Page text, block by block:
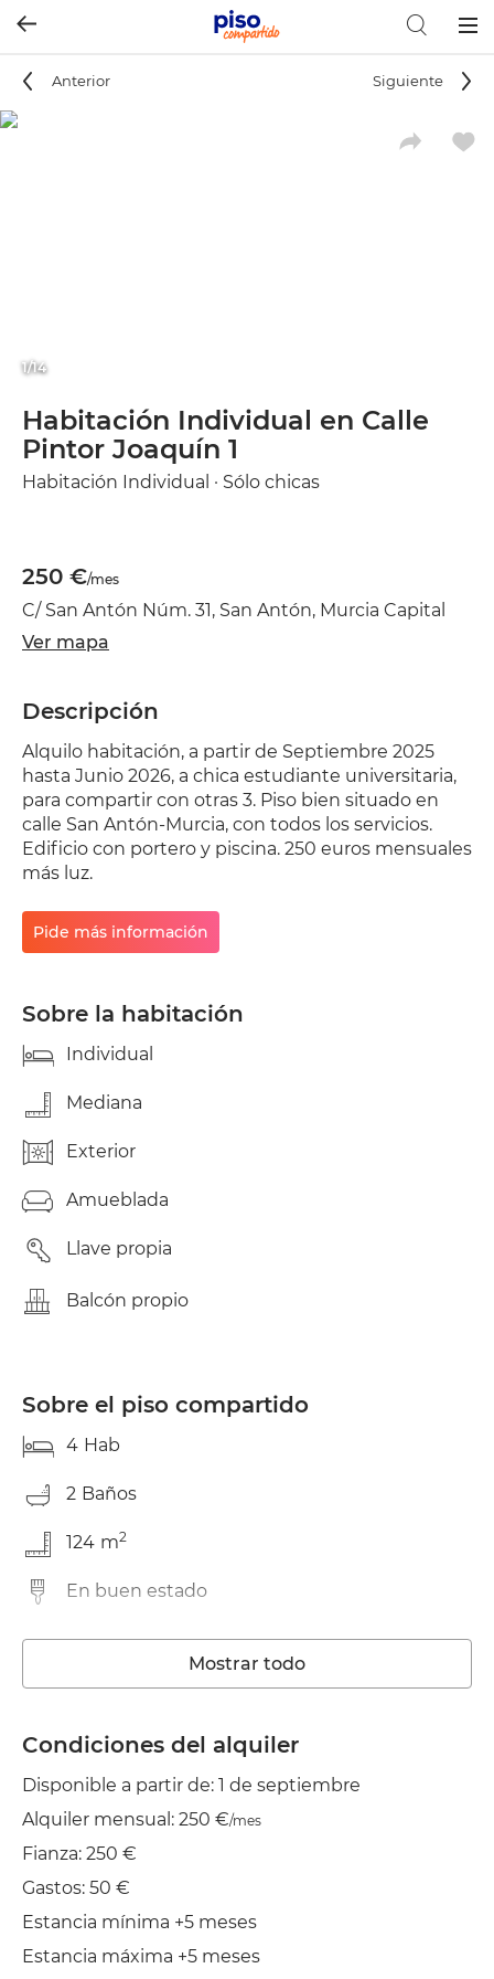
Anterior Siguiente
1/14
Habitación Individual en Calle
Pintor Joaquín 1
Habitación Individual · Sólo chicas
250 €/mes
C/ San Antón Núm. 31, San Antón, Murcia Capital
Ver mapa
Descripción
Alquilo habitación, a partir de Septiembre 2025
hasta Junio 2026, a chica estudiante universitaria,
para compartir con otras 3. Piso bien situado en
calle San Antón-Murcia, con todos los servicios.
Edificio con portero y piscina. 250 euros mensuales
más luz.
Pide más información
Sobre la habitación
Individual
Mediana
Exterior
Amueblada
Llave propia
Balcón propio
Sobre el piso compartido
4 Hab
2 Baños
124 m2
En buen estado
Lavadora
Ascensor
Piscina Comunitaria
Wifi
Jardín/Terraza
Balcón
Mostrar todo
Condiciones del alquiler
Disponible a partir de: 1 de septiembre
Alquiler mensual: 250 €/mes
Fianza: 250 €
Gastos: 50 €
Estancia mínima +5 meses
Estancia máxima +5 meses